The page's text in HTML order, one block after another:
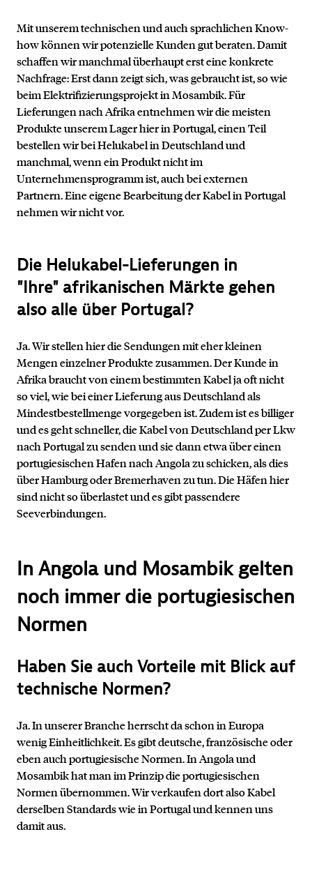
Mit unserem technischen und auch sprachlichen Know-
how können wir potenzielle Kunden gut beraten. Damit
schaffen wir manchmal überhaupt erst eine konkrete
Nachfrage: Erst dann zeigt sich, was gebraucht ist, so wie
beim Elektrifizierungsprojekt in Mosambik. Für
Lieferungen nach Afrika entnehmen wir die meisten
Produkte unserem Lager hier in Portugal, einen Teil
bestellen wir bei Helukabel in Deutschland und
manchmal, wenn ein Produkt nicht im
Unternehmensprogramm ist, auch bei externen
Partnern. Eine eigene Bearbeitung der Kabel in Portugal
nehmen wir nicht vor.
Die Helukabel-Lieferungen in
"Ihre" afrikanischen Märkte gehen
also alle über Portugal?
Ja. Wir stellen hier die Sendungen mit eher kleinen
Mengen einzelner Produkte zusammen. Der Kunde in
Afrika braucht von einem bestimmten Kabel ja oft nicht
so viel, wie bei einer Lieferung aus Deutschland als
Mindestbestellmenge vorgegeben ist. Zudem ist es billiger
und es geht schneller, die Kabel von Deutschland per Lkw
nach Portugal zu senden und sie dann etwa über einen
portugiesischen Hafen nach Angola zu schicken, als dies
über Hamburg oder Bremerhaven zu tun. Die Häfen hier
sind nicht so überlastet und es gibt passendere
Seeverbindungen.
In Angola und Mosambik gelten
noch immer die portugiesischen
Normen
Haben Sie auch Vorteile mit Blick auf
technische Normen?
Ja. In unserer Branche herrscht da schon in Europa
wenig Einheitlichkeit. Es gibt deutsche, französische oder
eben auch portugiesische Normen. In Angola und
Mosambik hat man im Prinzip die portugiesischen
Normen übernommen. Wir verkaufen dort also Kabel
derselben Standards wie in Portugal und kennen uns
damit aus.